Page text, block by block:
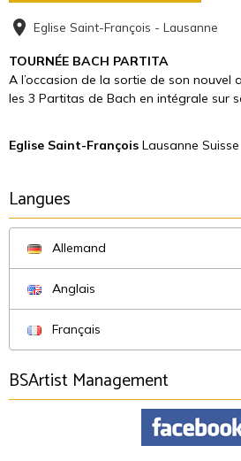
Eglise Saint-François - Lausanne
TOURNÉE BACH PARTITA
A l’occasion de la sortie de son nouvel
les 3 Partitas de Bach en intégrale sur
Eglise Saint-François Lausanne Suisse
Langues
Allemand
Anglais
Français
BSArtist Management